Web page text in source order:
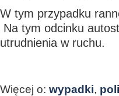
W tym przypadku
Na tym odcinku
utrudnienia w ruchu.
Więcej o: wypadki,